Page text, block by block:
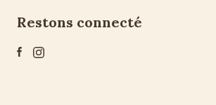
restons connecté